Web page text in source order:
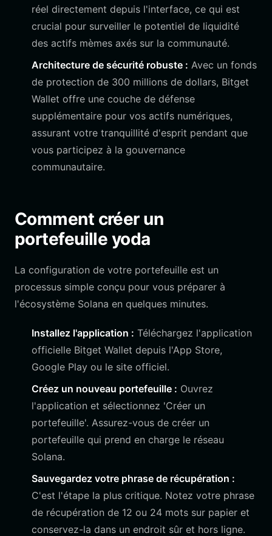
réel directement depuis l'interface, ce qui est
crucial pour surveiller le potentiel de liquidité
des actifs mèmes axés sur la communauté.
Architecture de sécurité robuste : Avec un fonds
de protection de 300 millions de dollars, Bitget
Wallet offre une couche de défense
supplémentaire pour vos actifs numériques,
assurant votre tranquillité d'esprit pendant que
vous participez à la gouvernance
communautaire.
Comment créer un
portefeuille yoda
La configuration de votre portefeuille est un
processus simple conçu pour vous préparer à
l'écosystème Solana en quelques minutes.
Installez l'application : Téléchargez l'application
officielle Bitget Wallet depuis l'App Store,
Google Play ou le site officiel.
Créez un nouveau portefeuille : Ouvrez
l'application et sélectionnez 'Créer un
portefeuille'. Assurez-vous de créer un
portefeuille qui prend en charge le réseau
Solana.
Sauvegardez votre phrase de récupération :
C'est l'étape la plus critique. Notez votre phrase
de récupération de 12 ou 24 mots sur papier et
conservez-la dans un endroit sûr et hors ligne.